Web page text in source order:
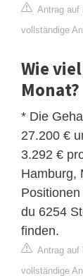
Antrag auf
vollständige
Wie
Monat?
* Die
27.200 €
3.292 €
Hamburg,
du 6254
finden.
Antrag auf
vollständige